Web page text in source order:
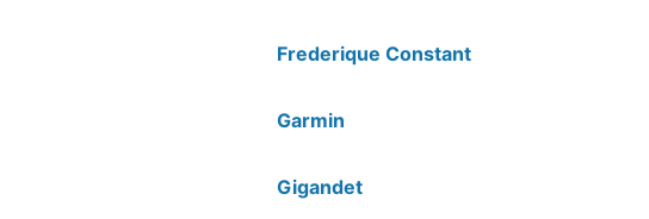
Frederique Constant
Garmin
Gigandet